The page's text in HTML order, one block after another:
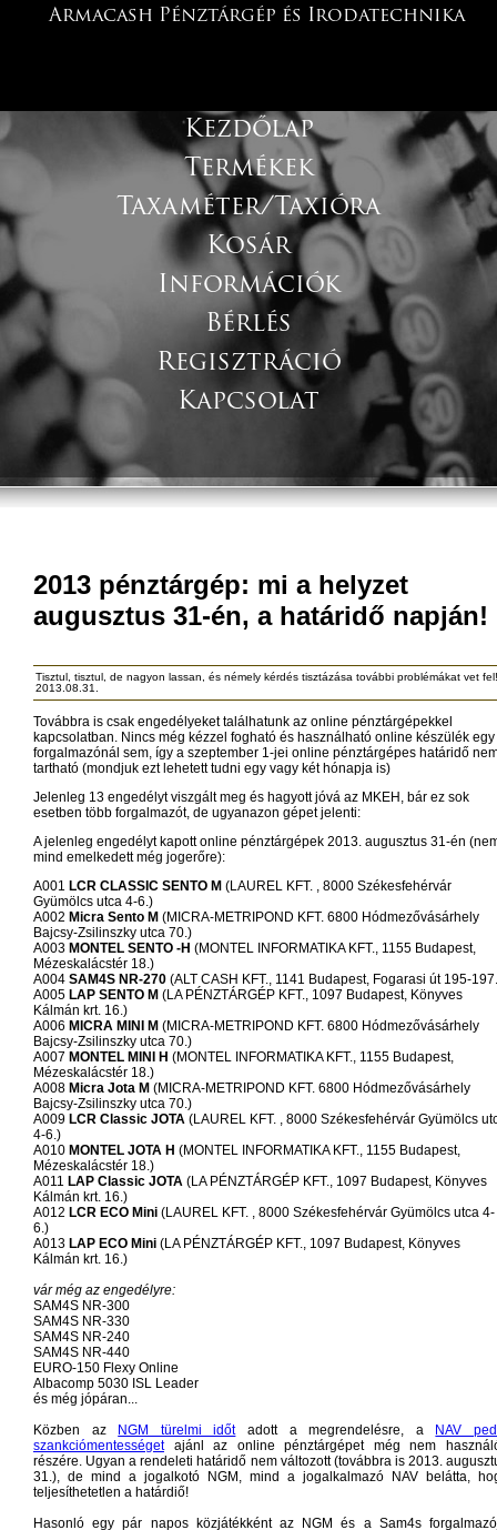
Armacash Pénztárgép és Irodatechnika
Kezdőlap
Termékek
Taxaméter/Taxióra
Kosár
Információk
Bérlés
Regisztráció
Kapcsolat
2013 pénztárgép: mi a helyzet
augusztus 31-én, a határidő napján!
Tisztul, tisztul, de nagyon lassan, és némely kérdés tisztázása további problémákat vet
2013.08.31.
Továbbra is csak engedélyeket találhatunk az online pénztárgépekkel
kapcsolatban. Nincs még kézzel fogható és használható online készülék egy
forgalmazónál sem, így a szeptember 1-jei online pénztárgépes határidő
tartható (mondjuk ezt lehetett tudni egy vagy két hónapja is)
Jelenleg 13 engedélyt viszgált meg és hagyott jóvá az MKEH, bár ez sok
esetben több forgalmazót, de ugyanazon gépet jelenti:
A jelenleg engedélyt kapott online pénztárgépek 2013. augusztus 31-én
mind emelkedett még jogerőre):
A001 LCR CLASSIC SENTO M (LAUREL KFT. , 8000 Székesfehérvár
Gyümölcs utca 4-6.)
A002 Micra Sento M (MICRA-METRIPOND KFT. 6800 Hódmezővásárhely
Bajcsy-Zsilinszky utca 70.)
A003 MONTEL SENTO -H (MONTEL INFORMATIKA KFT., 1155 Budapest,
Mézeskalácstér 18.)
A004 SAM4S NR-270 (ALT CASH KFT., 1141 Budapest, Fogarasi út 195-
A005 LAP SENTO M (LA PÉNZTÁRGÉP KFT., 1097 Budapest, Könyves
Kálmán krt. 16.)
A006 MICRA MINI M (MICRA-METRIPOND KFT. 6800 Hódmezővásárhely
Bajcsy-Zsilinszky utca 70.)
A007 MONTEL MINI H (MONTEL INFORMATIKA KFT., 1155 Budapest,
Mézeskalácstér 18.)
A008 Micra Jota M (MICRA-METRIPOND KFT. 6800 Hódmezővásárhely
Bajcsy-Zsilinszky utca 70.)
A009 LCR Classic JOTA (LAUREL KFT. , 8000 Székesfehérvár Gyümölcs
4-6.)
A010 MONTEL JOTA H (MONTEL INFORMATIKA KFT., 1155 Budapest,
Mézeskalácstér 18.)
A011 LAP Classic JOTA (LA PÉNZTÁRGÉP KFT., 1097 Budapest, Könyves
Kálmán krt. 16.)
A012 LCR ECO Mini (LAUREL KFT. , 8000 Székesfehérvár Gyümölcs utca 4-
6.)
A013 LAP ECO Mini (LA PÉNZTÁRGÉP KFT., 1097 Budapest, Könyves
Kálmán krt. 16.)
vár még az engedélyre:
SAM4S NR-300
SAM4S NR-330
SAM4S NR-240
SAM4S NR-440
EURO-150 Flexy Online
Albacomp 5030 ISL Leader
és még jópáran...
Közben az
NGM türelmi időtadott a megrendelésre, a
NAV
szankciómentességetajánl az online pénztárgépet még nem
részére. Ugyan a rendeleti határidő nem változott (továbbra is 2013.
31.), de mind a jogalkotó NGM, mind a jogalkalmazó NAV belátta,
teljesíthetetlen a határdiő!
Hasonló egy pár napos közjátékként az NGM és a Sam4s